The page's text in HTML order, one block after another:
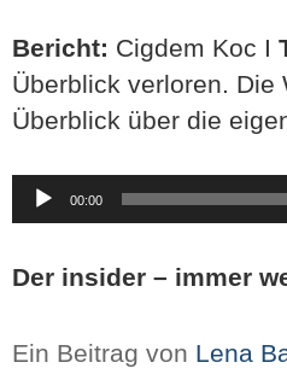
Bericht: Cigdem Koc I
Überblick verloren.
Überblick über die
Audio-
Player
00:00
Der insider – immer
Ein Beitrag von Lena